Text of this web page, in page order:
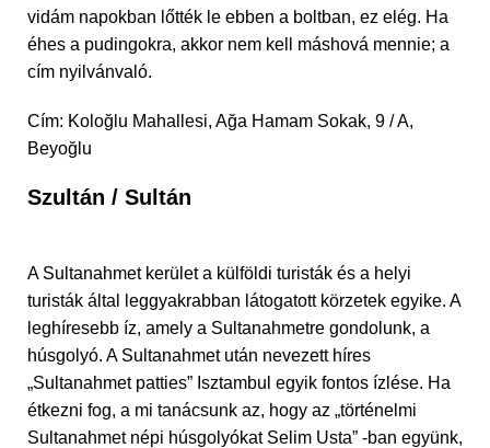
vidám napokban lőtték le ebben a boltban, ez elég. Ha
éhes a pudingokra, akkor nem kell máshová mennie; a
cím nyilvánvaló.
Cím: Koloğlu Mahallesi, Ağa Hamam Sokak, 9 / A,
Beyoğlu
Szultán / Sultán
A Sultanahmet kerület a külföldi turisták és a helyi
turisták által leggyakrabban látogatott körzetek egyike. A
leghíresebb íz, amely a Sultanahmetre gondolunk, a
húsgolyó. A Sultanahmet után nevezett híres
„Sultanahmet patties” Isztambul egyik fontos ízlése. Ha
étkezni fog, a mi tanácsunk az, hogy az „történelmi
Sultanahmet népi húsgolyókat Selim Usta” -ban együnk,